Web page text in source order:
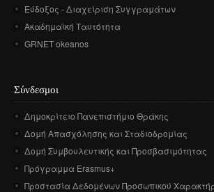
Εύδοξος - Διαχείριση Συγγραμάτων
Ακαδημαϊκή Ταυτότητα
GRNET okeanos
Σύνδεσμοι
Δημοκρίτειο Πανεπιστήμιο Θράκης
Δομή Απασχόλησης και Σταδιοδρομίας
Δομή Συμβουλευτικής και Προσβασιμότητας
Πρόγραμμα Erasmus+
Προστασία Δεδομένων Προσωπικού